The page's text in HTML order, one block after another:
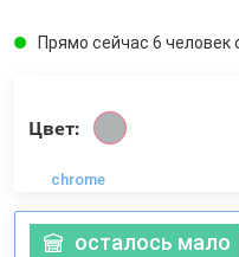
Прямо сейчас 6 человек
Цвет:
chrome
осталось мало